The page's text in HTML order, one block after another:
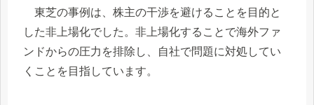
東芝の事例は、株主の干渉を避けることを目的と
した非上場化でした。非上場化することで海外ファ
ンドからの圧力を排除し、自社で問題に対処してい
くことを目指しています。